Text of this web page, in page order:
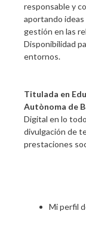
responsable y
aportando
gestión en las
Disponibilidad
entornos.
Titulada en
Autònoma de
Digital en lo
divulgación de
prestaciones
Mi perfil